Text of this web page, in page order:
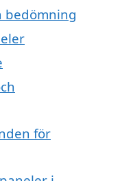
bedömning
för